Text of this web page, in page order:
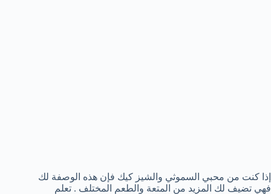
إذا كنت من محبي السموثي والشيز كيك فإن هذه الوصفة لك
فهي تضيف لك المزيد من المتعة والطعم المختلف . تعلم